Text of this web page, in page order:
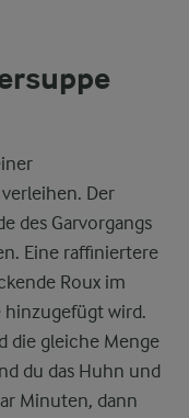
Der
des Garvorgangs
Eine raffiniertere
Roux im
hinzugefügt wird.
die gleiche Menge
du das Huhn und
Minuten, dann